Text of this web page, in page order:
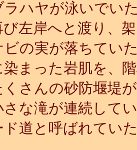
ラハヤが泳いでい
左岸へと渡り、
ビの実が落ちてい
染まった岩肌を、
さんの砂防堰堤
さな滝が連続して
ド道と呼ばれてい